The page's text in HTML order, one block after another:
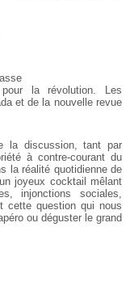
la révolution. Les
et de la nouvellerevue
la discussion, tant par
à contre-courant du
la réalité quotidienne de
joyeux cocktail mêlant
injonctions sociales,
cette question qui nous
ou déguster le grand